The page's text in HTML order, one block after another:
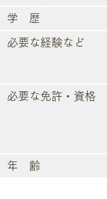
学 歴
必要な経験など
必要な免許・資格
年 齢